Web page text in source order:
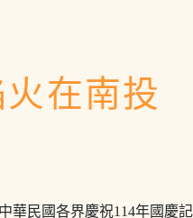
火在南投
華民國各界慶祝114年國慶